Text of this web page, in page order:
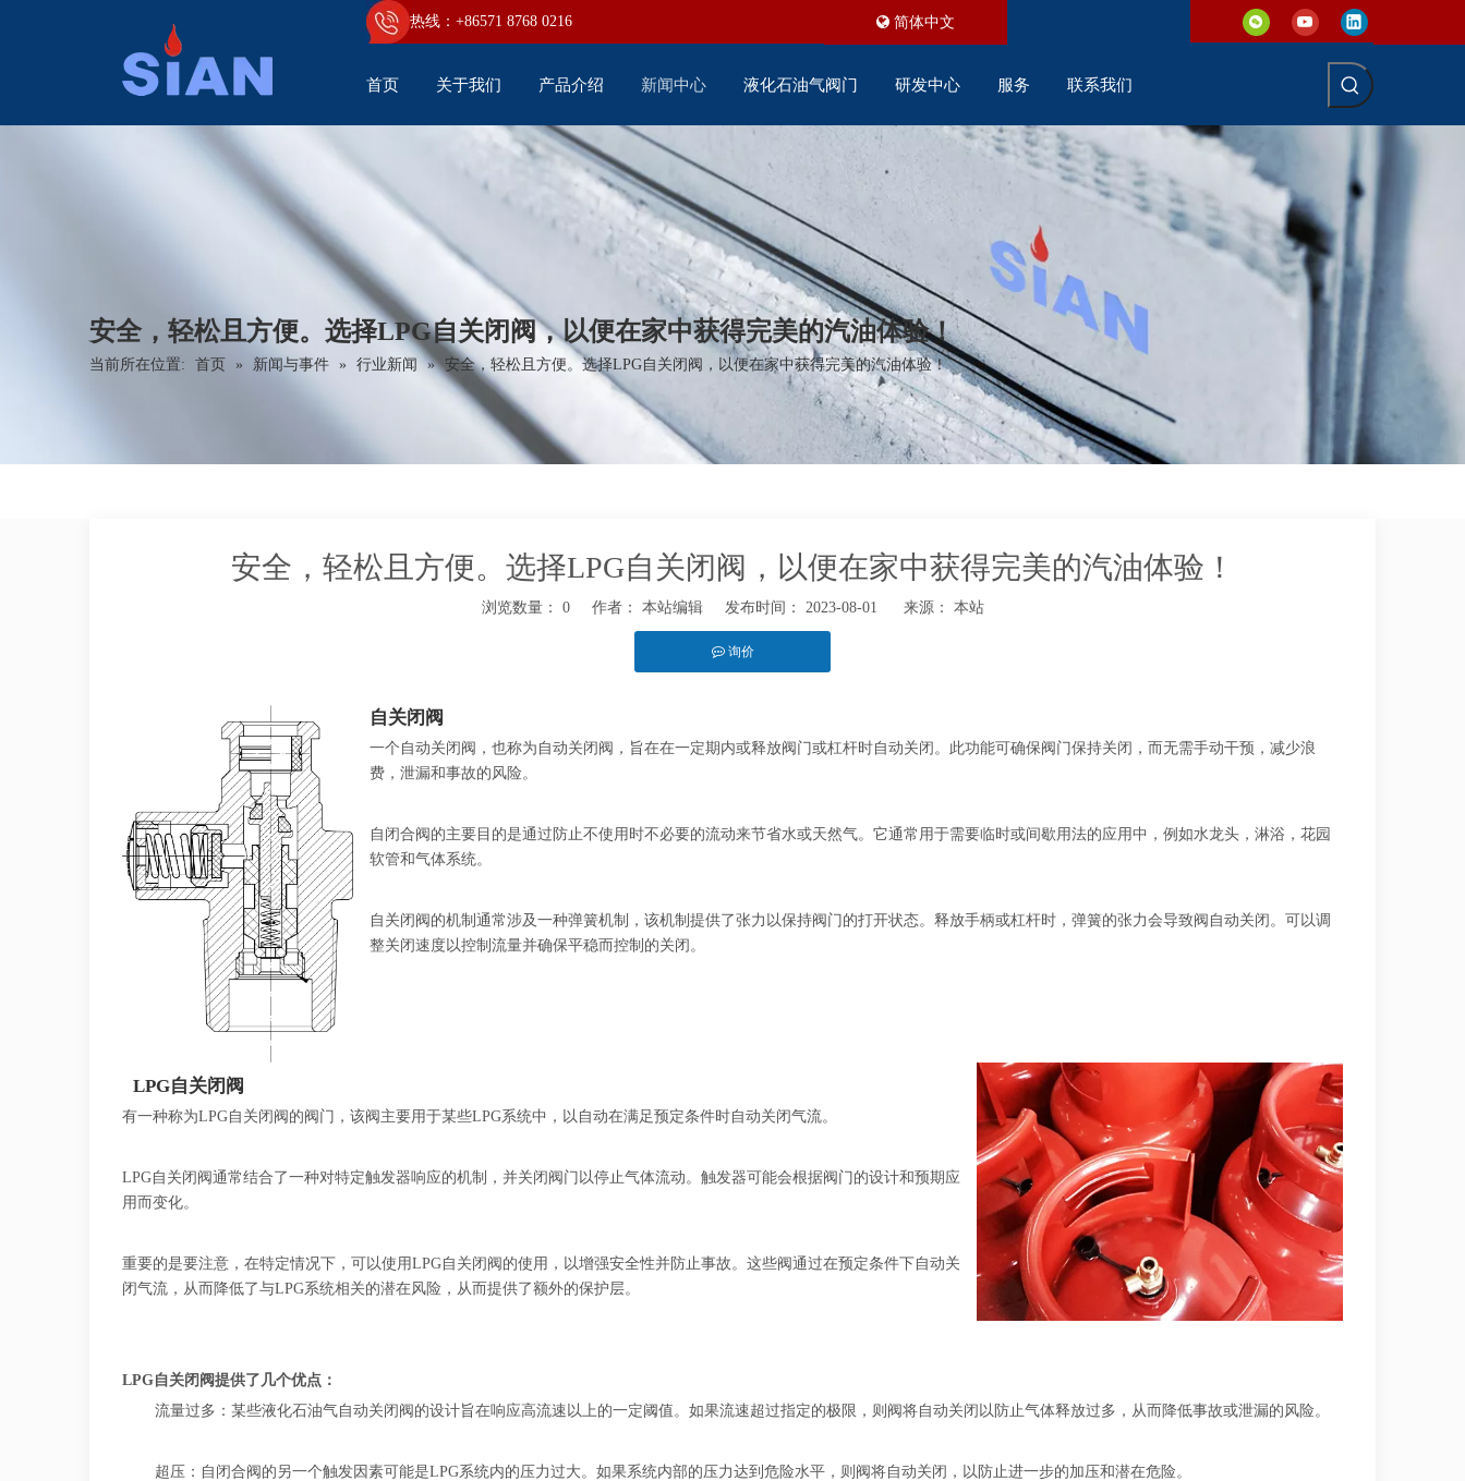
热线：+86571 8768 0216 简体中文
首页 关于我们 产品介绍 新闻中心 液化石油气阀门 研发中心 服务 联系我们
安全，轻松且方便。选择LPG自关闭阀，以便在家中获得完美的汽油体验！
当前所在位置: 首页 » 新闻与事件 » 行业新闻 » 安全，轻松且方便。选择LPG自关闭阀，以便在家中获得完美的汽油体验！
安全，轻松且方便。选择LPG自关闭阀，以便在家中获得完美的汽油体验！
浏览数量： 0作者： 本站编辑 发布时间： 2023-08-01 来源： 本站
询价
自关闭阀
一个自动关闭阀，也称为自动关闭阀，旨在在一定期内或释放阀门或杠杆时自动关闭。此功能可确保阀门保持关闭，而无需手动干预，减少浪
费，泄漏和事故的风险。
自闭合阀的主要目的是通过防止不使用时不必要的流动来节省水或天然气。它通常用于需要临时或间歇用法的应用中，例如水龙头，淋浴，花园
软管和气体系统。
自关闭阀的机制通常涉及一种弹簧机制，该机制提供了张力以保持阀门的打开状态。释放手柄或杠杆时，弹簧的张力会导致阀自动关闭。可以调
整关闭速度以控制流量并确保平稳而控制的关闭。
LPG自关闭阀
有一种称为LPG自关闭阀的阀门，该阀主要用于某些LPG系统中，以自动在满足预定条件时自动关闭气流。
LPG自关闭阀通常结合了一种对特定触发器响应的机制，并关闭阀门以停止气体流动。触发器可能会根据阀门的设计和预期应
用而变化。
重要的是要注意，在特定情况下，可以使用LPG自关闭阀的使用，以增强安全性并防止事故。这些阀通过在预定条件下自动关
闭气流，从而降低了与LPG系统相关的潜在风险，从而提供了额外的保护层。
LPG自关闭阀提供了几个优点：
流量过多：某些液化石油气自动关闭阀的设计旨在响应高流速以上的一定阈值。如果流速超过指定的极限，则阀将自动关闭以防止气体释放过多，从而降低事故或泄漏的风险。
超压：自闭合阀的另一个触发因素可能是LPG系统内的压力过大。如果系统内部的压力达到危险水平，则阀将自动关闭，以防止进一步的加压和潜在危险。